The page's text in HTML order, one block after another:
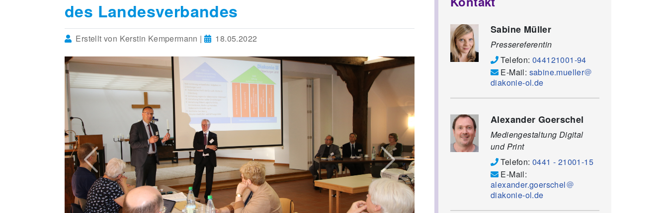
Sabine Müller
Pressereferentin
Telefon:044121001-94
E-Mail: sabine.mueller
diakonie-ol.de
Alexander Goerschel
Mediengestaltung Digital
und Print
Telefon:0441 - 21001-15
E-Mail:
alexander.goerschel
diakonie-ol.de
des Landesverbandes
Erstellt von Kerstin Kempermann | 18.05.2022
Previous Next